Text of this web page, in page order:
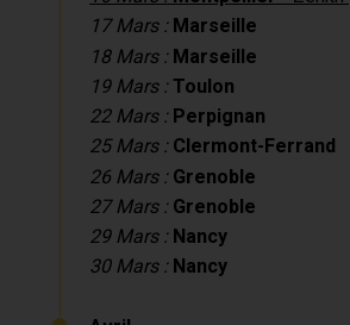
17 Mars : Marseille
18 Mars : Marseille
19 Mars :Toulon
22 Mars : Perpignan
25 Mars : Clermont-Ferrand
26 Mars : Grenoble
27 Mars : Grenoble
29 Mars : Nancy
30 Mars : Nancy